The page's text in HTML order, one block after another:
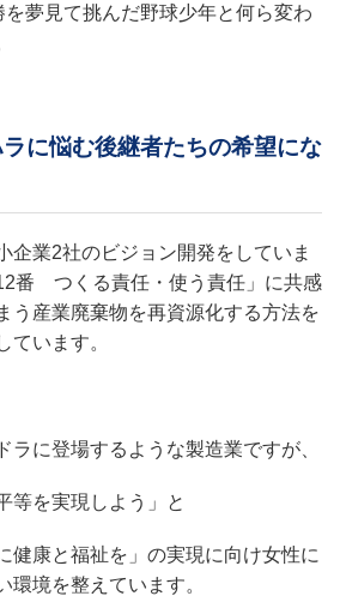
夢見て挑んだ野球少年と何ら変わ
に悩む後継者たちの希望にな
業2社のビジョン開発をしていま
番 つくる責任・使う責任」に共感
う産業廃棄物を再資源化する方法を
ています。
に登場するような製造業ですが、
等を実現しよう」と
健康と福祉を」の実現に向け女性に
環境を整えています。